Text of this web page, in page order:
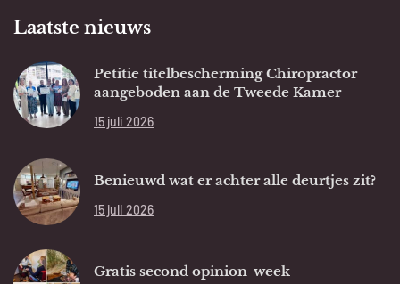
Laatste nieuws
Petitie titelbescherming Chiropractor
aangeboden aan de Tweede Kamer
15 juli 2026
Benieuwd wat er achter alle deurtjes zit?
15 juli 2026
Gratis second opinion-week